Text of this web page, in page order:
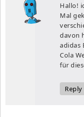
Hallo!
Mal
davon
adidas
Cola
für
Reply